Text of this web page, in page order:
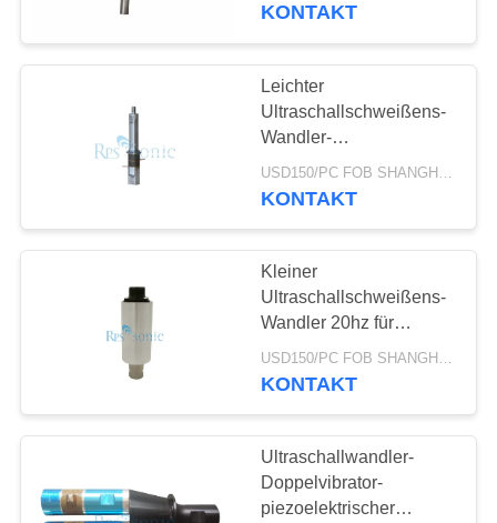
48
Flüssiger mit
Ultraschallprozessor
68
KONTAKT
Leichter
Ultraschallschweißens-
Wandler-
Miniaturultraschallwandler
KONTAKT
Kleiner
Ultraschallschweißens-
Wandler 20hz für
Ultraschallsieb-Schüttel-
Apparat
USD150/PC FOB SHANGHAI MOQ:1pcs
KONTAKT
Ultraschallwandler-
Doppelvibrator-
piezoelektrischer